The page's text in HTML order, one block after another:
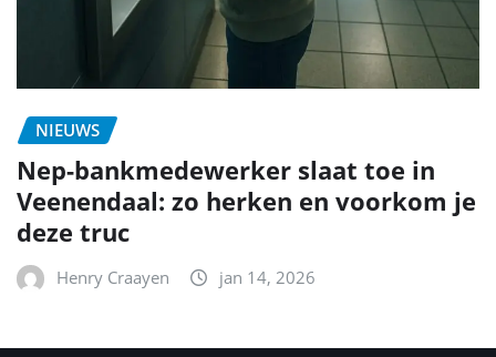
NIEUWS
Nep-bankmedewerker slaat toe in
Veenendaal: zo herken en voorkom je
deze truc
Henry Craayen jan 14, 2026